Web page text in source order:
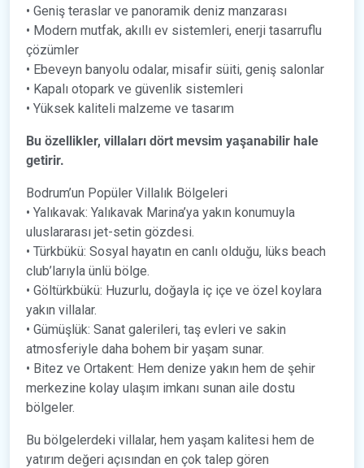
• Geniş teraslar ve panoramik deniz manzarası
• Modern mutfak, akıllı ev sistemleri, enerji tasarruflu
çözümler
• Ebeveyn banyolu odalar, misafir süiti, geniş salonlar
• Kapalı otopark ve güvenlik sistemleri
• Yüksek kaliteli malzeme ve tasarım
Bu özellikler, villaları dört mevsim yaşanabilir hale
getirir.
Bodrum’un Popüler Villalık Bölgeleri
• Yalıkavak: Yalıkavak Marina’ya yakın konumuyla
uluslararası jet-setin gözdesi.
• Türkbükü: Sosyal hayatın en canlı olduğu, lüks beach
club’larıyla ünlü bölge.
• Göltürkbükü: Huzurlu, doğayla iç içe ve özel koylara
yakın villalar.
• Gümüşlük: Sanat galerileri, taş evleri ve sakin
atmosferiyle daha bohem bir yaşam sunar.
• Bitez ve Ortakent: Hem denize yakın hem de şehir
merkezine kolay ulaşım imkanı sunan aile dostu
bölgeler.
Bu bölgelerdeki villalar, hem yaşam kalitesi hem de
yatırım değeri açısından en çok talep gören